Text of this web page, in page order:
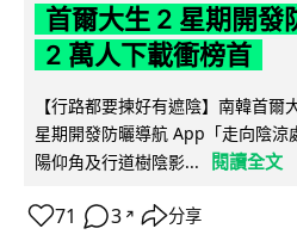
首爾大生 2 星期開發
2 萬人下載衝榜首
【行路都要揀好有遮陰】南韓首
星期開發防曬導航 App「走向陰涼
陽仰角及行道樹陰影...
閱讀全文
71 3 ↗ 分享